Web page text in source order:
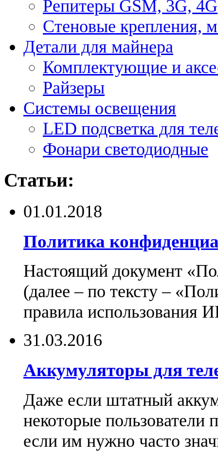
Репитеры GSM, 3G, 4G
Стеновые крепления,
Детали для майнера
Комплектующие и
Райзеры
Системы освещения
LED подсветка для
Фонари светодиодные
Статьи:
01.01.2018
Политика
Настоящий документ
(далее – по тексту –
правила использования
31.03.2016
Аккумуляторы для
Даже если штатный
некоторые пользователи
если им нужно часто